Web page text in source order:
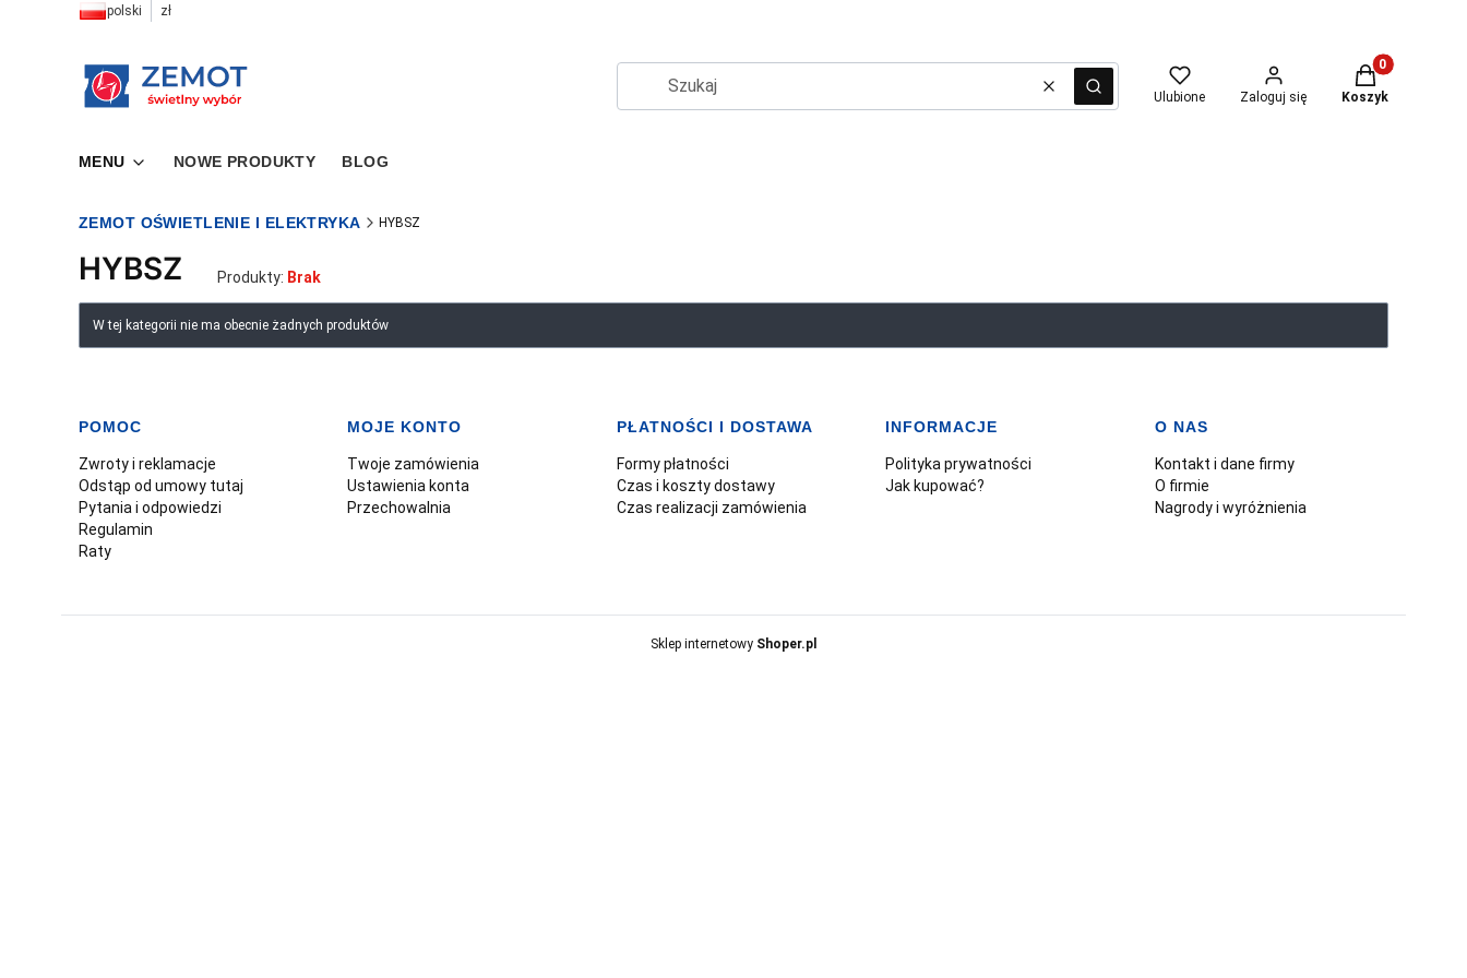
polski zł
WyczyśćSzukaj Ulubione Zaloguj się
Produkty w
Koszyk
MENU NOWE PRODUKTY BLOG
ZEMOT OŚWIETLENIE I ELEKTRYKA HYBSZ
HYBSZ Produkty: Brak
Lista produktów
W tej kategorii nie ma obecnie żadnych produktów
Linki w stopce
POMOC
Zwroty i reklamacje
Odstąp od umowy tutaj
Pytania i odpowiedzi
Regulamin
Raty
MOJE KONTO
Twoje zamówienia
Ustawienia konta
Przechowalnia
PŁATNOŚCI I DOSTAWA
Formy płatności
Czas i koszty dostawy
Czas realizacji zamówienia
INFORMACJE
Polityka prywatności
Jak kupować?
O NAS
Kontakt i dane firmy
O firmie
Nagrody i wyróżnienia
Sklep internetowy Shoper.pl